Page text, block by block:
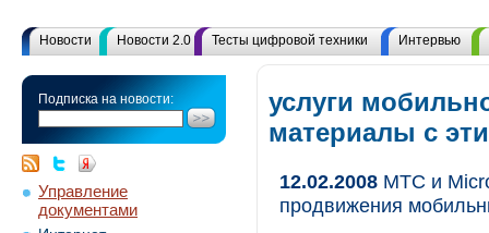
Новости Новости 2.0 Тесты цифровой техники Интервью
Подписка на новости:
Управление
документами
услуги
материалы с
12.02.2008 МТС и
продвижения